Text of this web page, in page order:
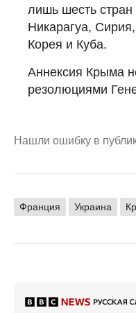
лишь шесть
Никарагуа,
Корея и Куба.
Аннексия Крыма
резолюциями
Нашли ошибку в
Франция Украина